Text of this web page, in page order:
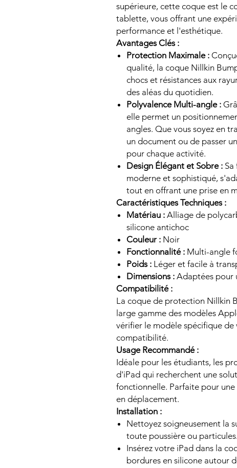
supérieure, cette coque est le
tablette, vous offrant une
performance et l'esthétique.
Avantages Clés :
Protection Maximale :
qualité, la coque Nillkin
chocs et résistances aux
des aléas du quotidien.
Polyvalence Multi-angle :
elle permet un
angles. Que vous soyez en
un document ou de passer
pour chaque activité.
Design Élégant et Sobre :
moderne et sophistiqué,
tout en offrant une prise en
Caractéristiques Techniques :
Matériau : Alliage de
silicone antichoc
Couleur : Noir
Fonctionnalité : Multi-angle
Poids : Léger et facile à
Dimensions : Adaptées pour
Compatibilité :
La coque de protection Nillkin
large gamme des modèles
vérifier le modèle spécifique
compatibilité.
Usage Recommandé :
Idéale pour les étudiants, les
d'iPad qui recherchent une
fonctionnelle. Parfaite pour
en déplacement.
Installation :
Nettoyez soigneusement la
toute poussière ou particules.
Insérez votre iPad dans la
bordures en silicone autour